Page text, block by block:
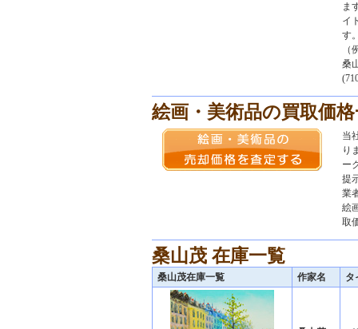
ま
イ
す
（
桑
絵画・美術品の買取価
当
り
ー
提
業
絵
取
桑山茂 在庫一覧
桑山茂在庫一覧 作家名 タ